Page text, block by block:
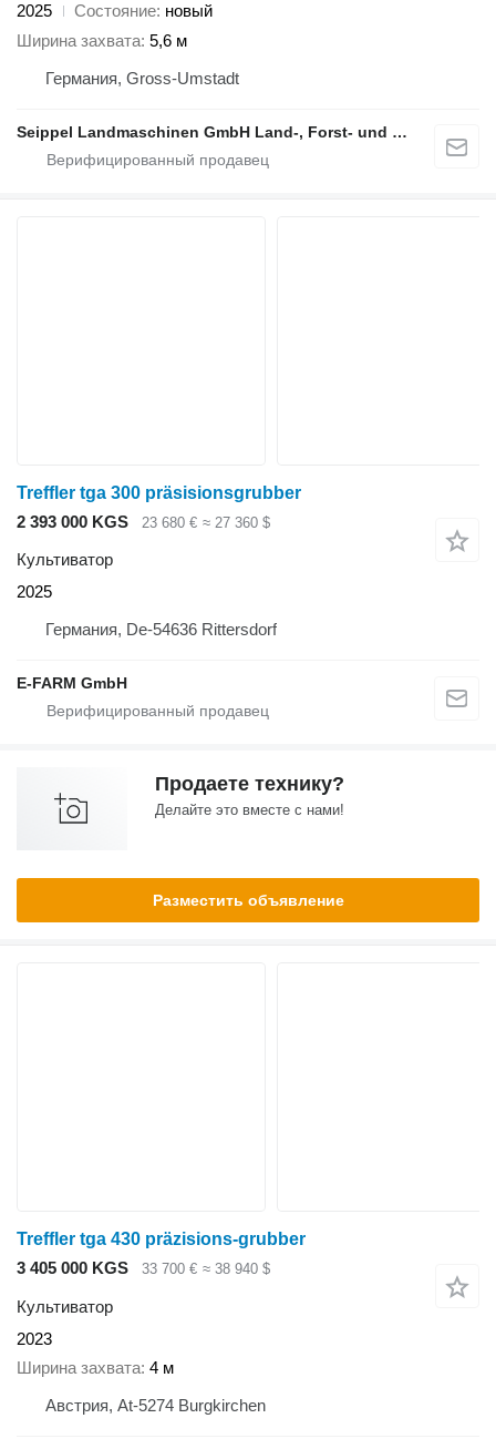
2025
Состояние новый
Ширина захвата 5,6 м
Германия, Gross-Umstadt
Seippel Landmaschinen GmbH Land-, Forst- und Gartentechnik
Treffler tga 300 präsisionsgrubber
2 393 000 KGS
23 680 € ≈ 27 360 $
Культиватор
2025
Германия, De-54636 Rittersdorf
E-FARM GmbH
Продаете технику?
Делайте это вместе с нами!
Разместить объявление
Treffler tga 430 präzisions-grubber
3 405 000 KGS
33 700 € ≈ 38 940 $
Культиватор
2023
Ширина захвата 4 м
Австрия, At-5274 Burgkirchen